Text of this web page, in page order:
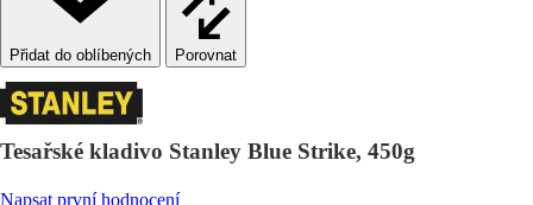
Porovnat
Tesařské kladivo Stanley Blue Strike, 450g
Napsat první hodnocení